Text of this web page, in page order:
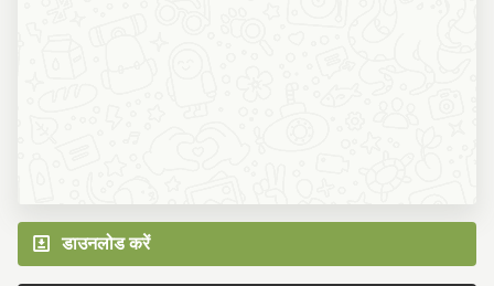
डाउनलोड करें